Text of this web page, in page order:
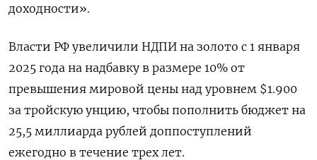
доходности».
Власти РФ увеличили НДПИ на золото с 1 января
2025 года на надбавку в размере 10% от
превышения мировой цены над уровнем $1.900
за тройскую унцию, чтобы пополнить бюджет на
25,5 миллиарда рублей доппоступлений
ежегодно в течение трех лет.